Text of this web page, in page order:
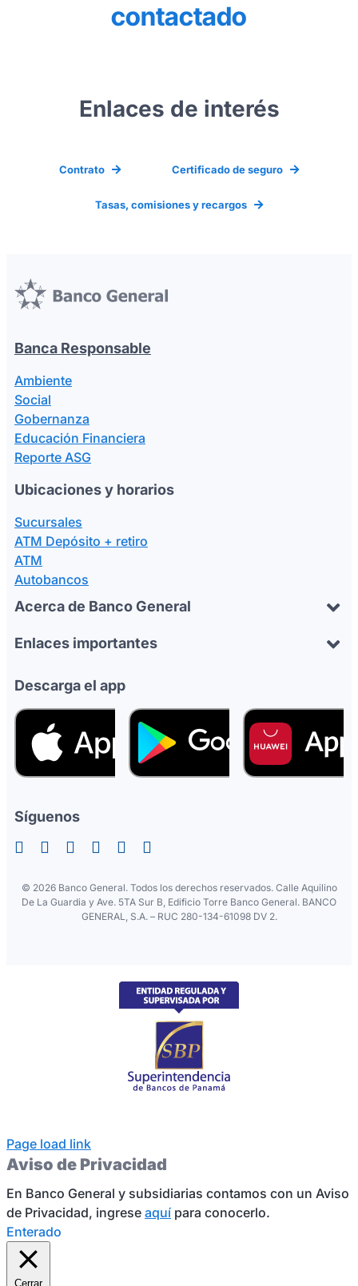
contactado
Enlaces de interés
Contrato Certificado de seguro
Tasas, comisiones y recargos
Banca Responsable
Ambiente
Social
Gobernanza
Educación Financiera
Reporte ASG
Ubicaciones y horarios
Sucursales
ATM Depósito + retiro
ATM
Autobancos
Acerca de Banco General
Enlaces importantes
Descarga el app
Síguenos
© 2026 Banco General. Todos los derechos reservados. Calle Aquilino
De La Guardia y Ave. 5TA Sur B, Edificio Torre Banco General. BANCO
GENERAL, S.A. – RUC 280-134-61098 DV 2.
Page load link
Aviso de Privacidad
En Banco General y subsidiarias contamos con un Aviso
de Privacidad, ingrese aquí para conocerlo.
Enterado
Cerrar